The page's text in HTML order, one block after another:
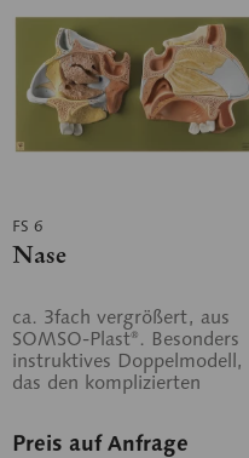
FS 6
Nase
ca. 3fach vergrößert, aus
SOMSO-Plast®. Besonders
instruktives Doppelmodell,
das den komplizierten
Preis auf Anfrage